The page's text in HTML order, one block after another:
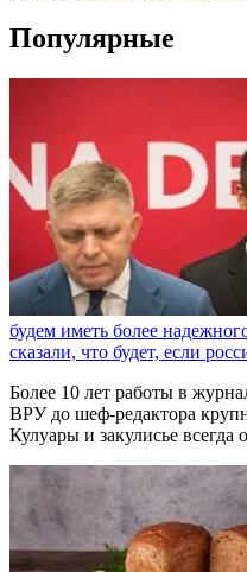
Популярные
будем иметь более
сказали, что будет, если
Более 10 лет работы в
ВРУ до шеф-редактора
Кулуары и закулисье